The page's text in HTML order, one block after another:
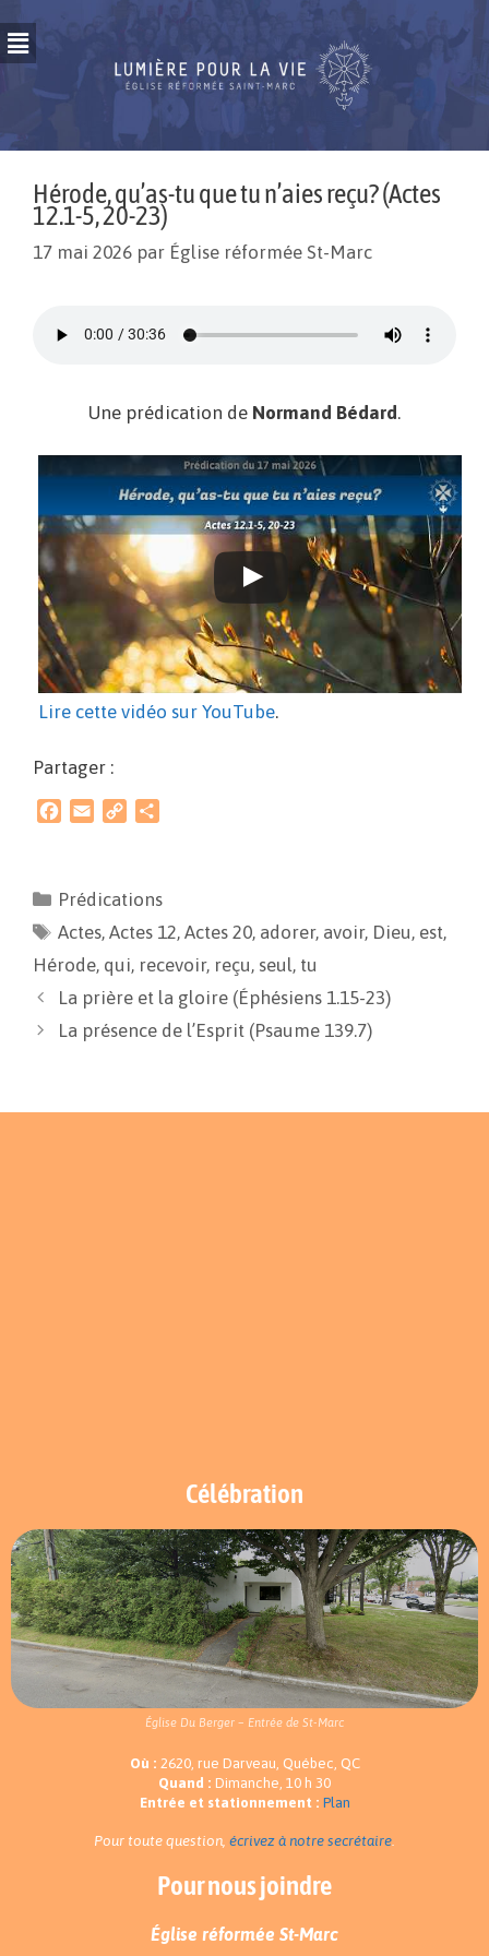
Hérode, qu’as-tu que tu n’aies reçu? (Actes
12.1-5, 20-23)
17 mai 2026 par Église réformée St-Marc
Une prédication de Normand Bédard.
Lire cette vidéo sur YouTube.
Partager :
b
o
l
L
i
n
k
a
g
Prédications
Actes,Actes 12,Actes 20, adorer, avoir, Dieu, est,
Hérode, qui, recevoir, reçu, seul, tu
La prière et la gloire (Éphésiens 1.15-23)
La présence de l’Esprit (Psaume 139.7)
Célébration
Église Du Berger – Entrée de St-Marc
Où : 2620, rue Darveau, Québec, QC
Quand : Dimanche, 10 h 30
Entrée et stationnement : Plan
Pour toute question, écrivez à notre secrétaire.
Pour nous joindre
Église réformée St-Marc